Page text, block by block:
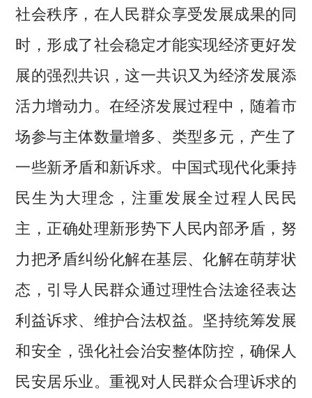
社会秩序，在人民群众享受发展成果的同
时，形成了社会稳定才能实现经济更好发
展的强烈共识，这一共识又为经济发展添
活力增动力。在经济发展过程中，随着市
场参与主体数量增多、类型多元，产生了
一些新矛盾和新诉求。中国式现代化秉持
民生为大理念，注重发展全过程人民民
主，正确处理新形势下人民内部矛盾，努
力把矛盾纠纷化解在基层、化解在萌芽状
态，引导人民群众通过理性合法途径表达
利益诉求、维护合法权益。坚持统筹发展
和安全，强化社会治安整体防控，确保人
民安居乐业。重视对人民群众合理诉求的